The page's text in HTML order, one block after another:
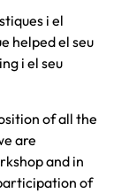
i el
helped el seu
i el seu
of all the
are
and in
of